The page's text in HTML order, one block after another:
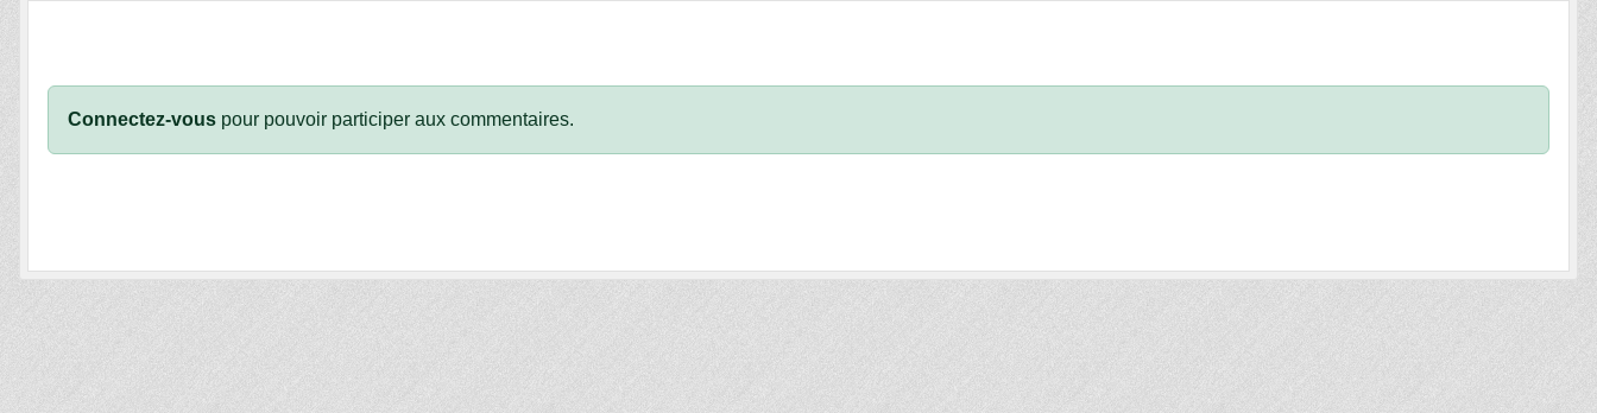
Connectez-vous pour pouvoir participer aux commentaires.